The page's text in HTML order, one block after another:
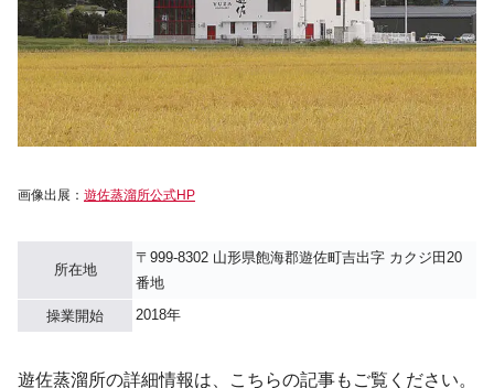
画像出展： 遊佐蒸溜所公式HP
所在地
〒999-8302 山形県飽海郡遊佐町吉出字 カクジ田20
番地
操業開始
2018年
遊佐蒸溜所の詳細情報は、こちらの記事もご覧ください。